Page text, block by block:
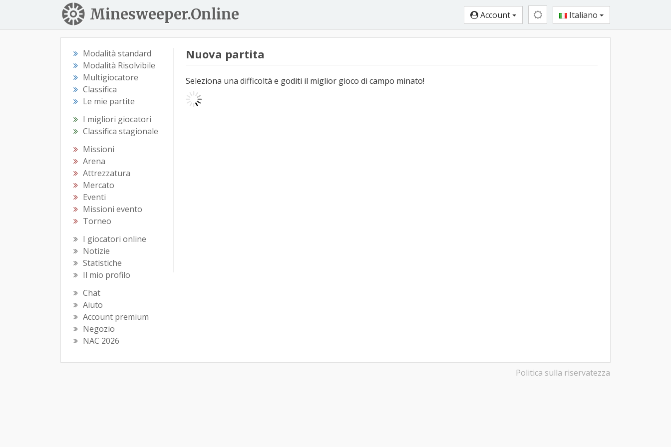
Minesweeper.Online Account Italiano
Modalità standard
Modalità Risolvibile
Multigiocatore
Classifica
Le mie partite
I migliori giocatori
Classifica stagionale
Missioni
Arena
Attrezzatura
Mercato
Eventi
Missioni evento
Torneo
I giocatori online
Notizie
Statistiche
Il mio profilo
Chat
Aiuto
Account premium
Negozio
NAC 2026
Nuova partita
Seleziona una difficoltà e goditi il miglior gioco di campo minato!
Politica sulla riservatezza